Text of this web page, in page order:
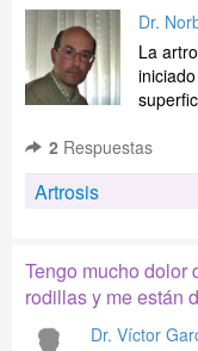
Dr.
La
2 Respuestas
Artrosis
Tengo mucho dolor
rodillas y me están
Dr. Víctor